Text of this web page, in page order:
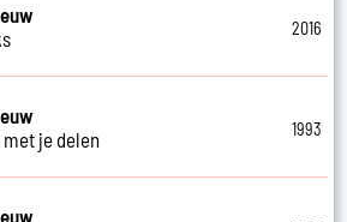
2016
je delen
1993